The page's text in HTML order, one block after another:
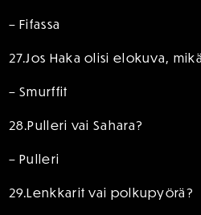
– Fifassa
27.Jos Haka olisi elokuva,
– Smurffit
28.Pulleri vai Sahara?
– Pulleri
29.Lenkkarit vai polkupyörä?